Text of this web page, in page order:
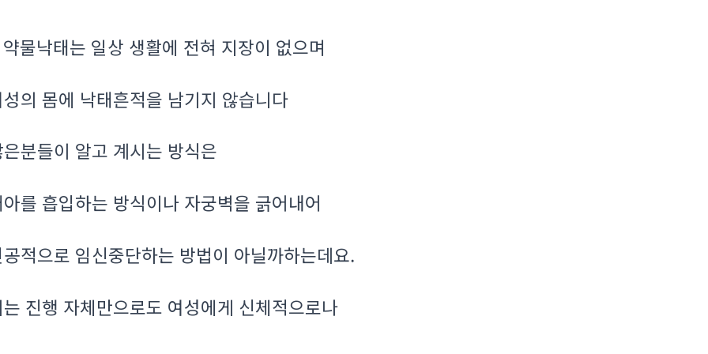
약물낙태는 일상 생활에 전혀 지장이 없으며
의 몸에 낙태흔적을 남기지 않습니다
분들이 알고 계시는 방식은
를 흡입하는 방식이나 자궁벽을 긁어내어
적으로 임신중단하는 방법이 아닐까하는데요.
진행 자체만으로도 여성에게 신체적으로나